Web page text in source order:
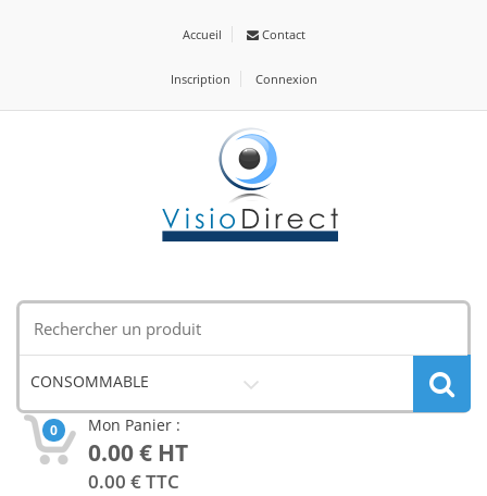
Accueil Contact
Inscription Connexion
CONSOMMABLE
0 Mon Panier :
0.00€ HT
0.00 € TTC